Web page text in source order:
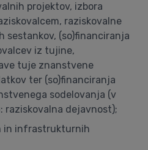
projektov, izbora
raziskovalne
sestankov, (so)financiranja
iz tujine,
tuje znanstvene
ter (so)financiranja
sodelovanja (v
raziskovalna dejavnost);
in infrastrukturnih